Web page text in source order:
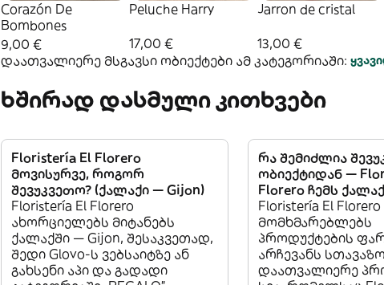
Corazón De
Bombones
9,00 €
Peluche Harry
17,00 €
Jarron de cristal
13,00 €
დაათვალიერე მსგავსი ობიექტები ამ კატეგორიაში:
ხშირად დასმული კითხვები
Floristería El Florero
მოვისურვე, როგორ
შევუკვეთო? (ქალაქი — Gijon)
Floristería El Florero
ახორციელებს მიტანებს
ქალაქში — Gijon, შესაკვეთად,
შედი Glovo-ს ვებსაიტზე ან
გახსენი აპი და გადადი
რა შემიძლია
ობიექტიდან —
Florero ჩემს
Floristería El Florero
მომხმარებლებს
პროდუქტების
არჩევანს
დაათვალიერე